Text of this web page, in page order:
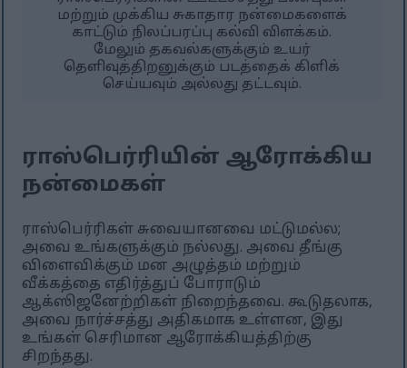
மற்றும் முக்கிய சுகாதார நன்மைகளைக்
காட்டும் நிலப்பரப்பு கல்வி விளக்கம்.
மேலும் தகவல்களுக்கும் உயர்
தெளிவுத்திறனுக்கும் படத்தைக் கிளிக்
செய்யவும் அல்லது தட்டவும்.
ராஸ்பெர்ரியின் ஆரோக்கிய
நன்மைகள்
ராஸ்பெர்ரிகள் சுவையானவை மட்டுமல்ல;
அவை உங்களுக்கும் நல்லது. அவை தீங்கு
விளைவிக்கும் மன அழுத்தம் மற்றும்
வீக்கத்தை எதிர்த்துப் போராடும்
ஆக்ஸிஜனேற்றிகள் நிறைந்தவை. கூடுதலாக,
அவை நார்ச்சத்து அதிகமாக உள்ளன, இது
உங்கள் செரிமான ஆரோக்கியத்திற்கு
சிறந்தது.